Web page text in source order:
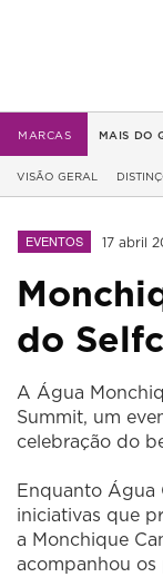
MARCAS MAIS DO
VISÃO GERAL
EVENTOS 17 abril
do
A Água
Summit, um
celebração do
Enquanto Água
iniciativas que
a Monchique
acompanhou